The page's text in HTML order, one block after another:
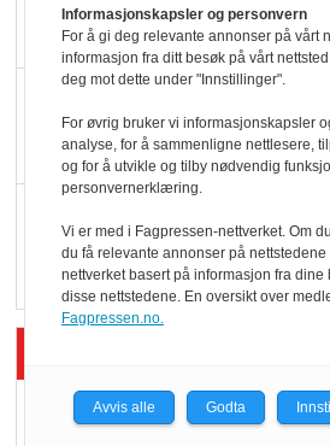
hyller
Q
Rema i
Informasjonskapsler og personvern
For å gi deg relevante annonser på vårt
informasjon fra ditt besøk på vårt
deg mot dette under "Innstillinger".
For øvrig bruker vi informasjonskapsler
analyse, for å sammenligne nettlesere,
og for å utvikle og tilby nødvendig
personvernerklæring.
Vi er med i Fagpressen-nettverket. Om
du få relevante annonser på
nettverket basert på informasjon fra dine
disse nettstedene. En oversikt over
Fagpressen.no.
Avvis alle Godta